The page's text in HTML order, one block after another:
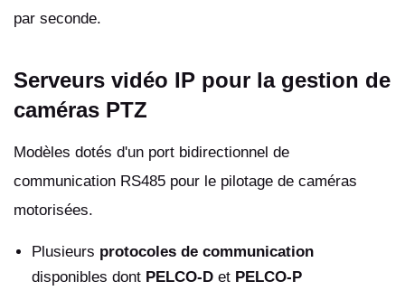
par seconde.
Serveurs vidéo IP pour la gestion de
caméras PTZ
Modèles dotés d'un port bidirectionnel de
communication RS485 pour le pilotage de caméras
motorisées.
Plusieurs protocoles de communication
disponibles dont PELCO-D et PELCO-P